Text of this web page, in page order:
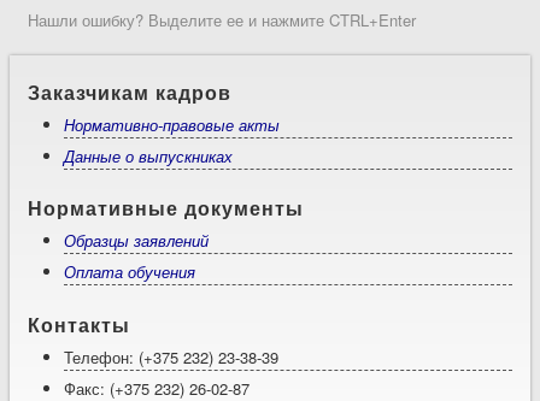
Нашли ошибку? Выделите ее и нажмите CTRL+Enter
Заказчикам кадров
Нормативно-правовые акты
Данные о выпускниках
Нормативные документы
Образцы заявлений
Оплата обучения
Контакты
Телефон: (+375 232) 23-38-39
Факс: (+375 232) 26-02-87